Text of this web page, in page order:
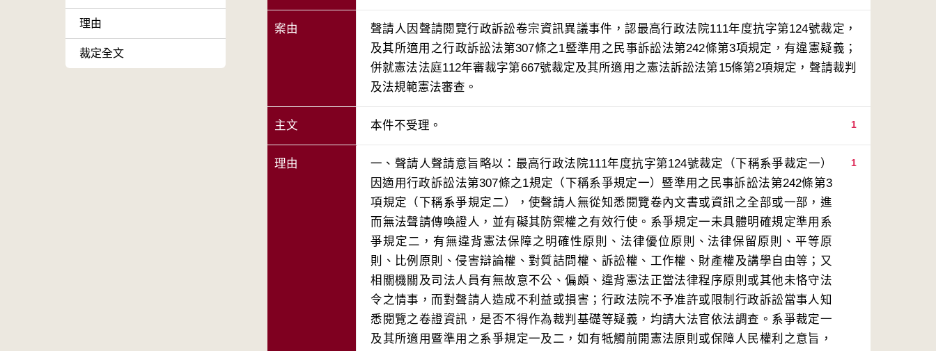
理由
裁定全文
案由
聲請人因聲請閱覽行政訴訟卷宗資訊異議事件，認最高行政法院111年度抗字第124號裁定，
及其所適用之行政訴訟法第307條之1暨準用之民事訴訟法第242條第3項規定，有違憲疑義；
併就憲法法庭112年審裁字第667號裁定及其所適用之憲法訴訟法第15條第2項規定，聲請裁判
及法規範憲法審查。
主文 1
本件不受理。
理由 1
一、聲請人聲請意旨略以：最高行政法院111年度抗字第124號裁定（下稱系爭裁定一）
因適用行政訴訟法第307條之1規定（下稱系爭規定一）暨準用之民事訴訟法第242條第3
項規定（下稱系爭規定二），使聲請人無從知悉閱覽卷內文書或資訊之全部或一部，進
而無法聲請傳喚證人，並有礙其防禦權之有效行使。系爭規定一未具體明確規定準用系
爭規定二，有無違背憲法保障之明確性原則、法律優位原則、法律保留原則、平等原
則、比例原則、侵害辯論權、對質詰問權、訴訟權、工作權、財產權及講學自由等；又
相關機關及司法人員有無故意不公、偏頗、違背憲法正當法律程序原則或其他未恪守法
令之情事，而對聲請人造成不利益或損害；行政法院不予准許或限制行政訴訟當事人知
悉閱覽之卷證資訊，是否不得作為裁判基礎等疑義，均請大法官依法調查。系爭裁定一
及其所適用暨準用之系爭規定一及二，如有牴觸前開憲法原則或保障人民權利之意旨，